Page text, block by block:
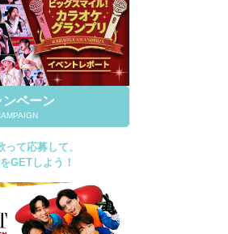
ンペーン
って応募して、
GETしよう！